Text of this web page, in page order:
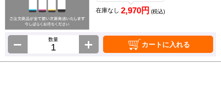
在庫なし 2,970円 (税込)
数量
カートに入れる